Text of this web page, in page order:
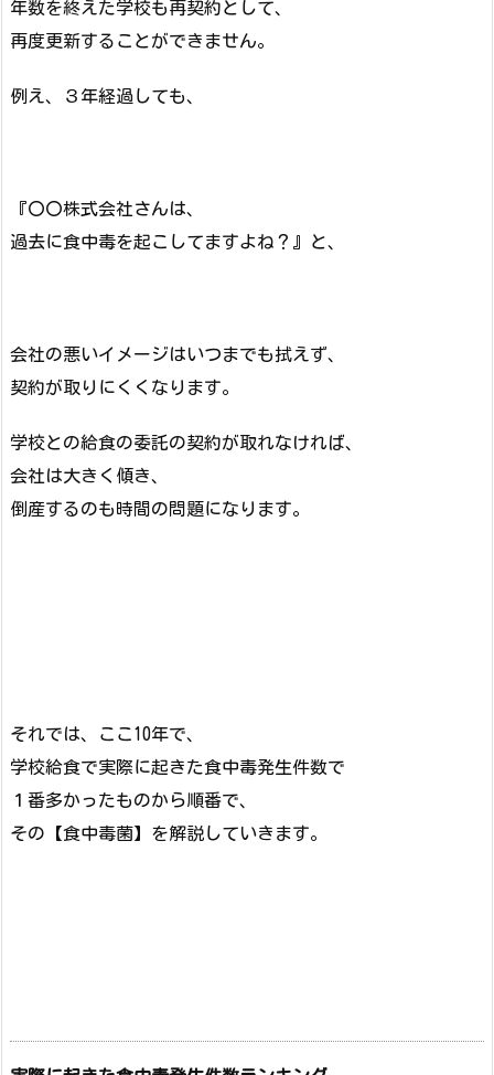
年数を終えた学校も再契約として、
再度更新することができません。
例え、３年経過しても、
『〇〇株式会社さんは、
過去に食中毒を起こしてますよね？』と、
会社の悪いイメージはいつまでも拭えず、
契約が取りにくくなります。
学校との給食の委託の契約が取れなければ、
会社は大きく傾き、
倒産するのも時間の問題になります。
それでは、ここ10年で、
学校給食で実際に起きた食中毒発生件数で
１番多かったものから順番で、
その【食中毒菌】を解説していきます。